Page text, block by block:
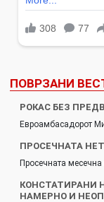
ПОВРЗАНИ
РОКАС БЕЗ
Евроамбасадорот
ПРОСЕЧНАТА
Просечната месечна
КОНСТАТИРАНИ
НАМЕРНО И